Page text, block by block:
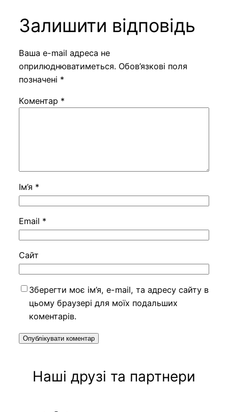
Залишити відповідь
Ваша e-mail адреса не
оприлюднюватиметься. Обов’язкові поля
позначені *
Коментар *
Ім’я *
Email *
Сайт
Зберегти моє ім’я, e-mail, та адресу сайту в
цьому браузері для моїх подальших
коментарів.
Наші друзі та партнери